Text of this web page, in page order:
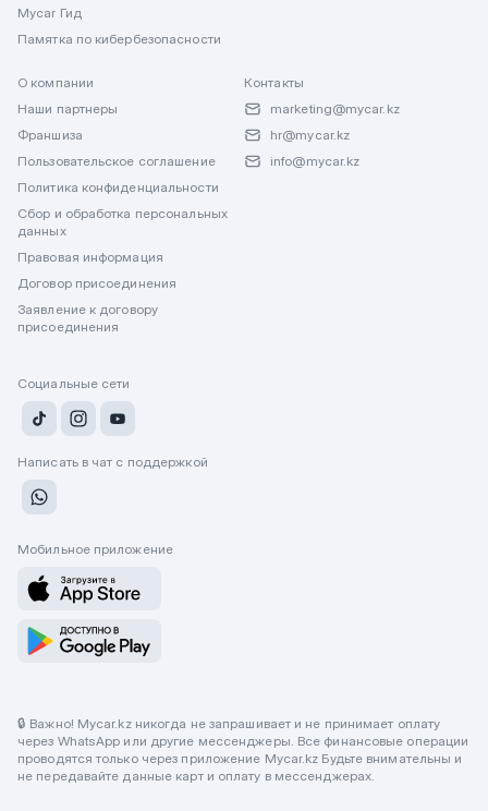
Mycar Гид
Памятка по кибербезопасности
О компании
Наши партнеры
Франшиза
Пользовательское соглашение
Политика конфиденциальности
Сбор и обработка персональных
данных
Правовая информация
Договор присоединения
Заявление к договору
присоединения
Контакты
marketing@mycar.kz
hr@mycar.kz
info@mycar.kz
Социальные сети
Написать в чат с поддержкой
Мобильное приложение
🔒 Важно! Mycar.kz никогда не запрашивает и не принимает оплату
через WhatsApp или другие мессенджеры. Все финансовые операции
проводятся только через приложение Mycar.kz Будьте внимательны и
не передавайте данные карт и оплату в мессенджерах.